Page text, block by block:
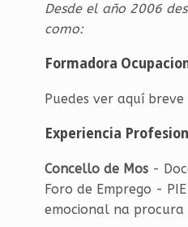
Desde el año 2006
como:
Formadora
Puedes ver aquí breve
Experiencia
Concello de Mos -
Foro de Emprego -
emocional na procura